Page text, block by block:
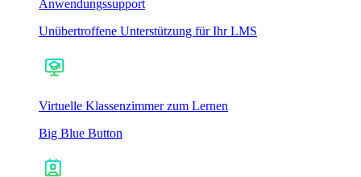
Anwendungssupport
Unübertroffene Unterstützung für Ihr LMS
Virtuelle Klassenzimmer zum Lernen
Big Blue Button